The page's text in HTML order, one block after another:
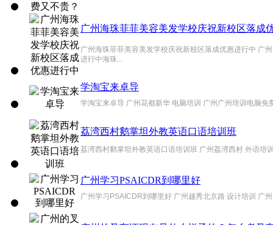
广州海珠菲菲美容美发学校庆祝新校区落成
广州海珠菲菲美容美发学校庆祝新校区落成优惠进行中 广
进行中海珠...
学淘宝来卓导
学淘宝来卓导 广州花都新华 电脑培训 广州广州培训电脑
荔湾西村鹅掌坦外教英语口语培训班
荔湾西村鹅掌坦外教英语口语培训班 广州荔湾西村 外语培
广州学习PSAICDR到哪里好
广州学习PSAICDR到哪里好 广州越秀北京路 设计培训 广